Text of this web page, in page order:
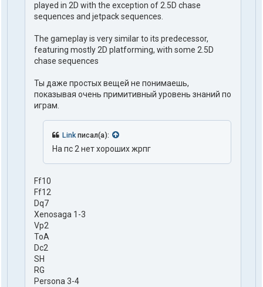
played in 2D with the exception of 2.5D chase
sequences and jetpack sequences.
The gameplay is very similar to its predecessor,
featuring mostly 2D platforming, with some 2.5D
chase sequences
Ты даже простых вещей не понимаешь,
показывая очень примитивный уровень знаний по
играм.
Linkписал(а):
На пс 2 нет хороших жрпг
Ff10
Ff12
Dq7
Xenosaga 1-3
Vp2
ToA
Dc2
SH
RG
Persona 3-4